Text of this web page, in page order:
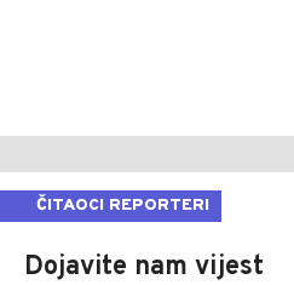
ČITAOCI REPORTERI
Dojavite nam vijest